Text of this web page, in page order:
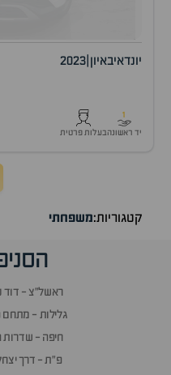
יונדאיבאיון 2023
1
יד ראשונהבעלות פרטית
קטגוריות:משפחתי
ראשל״צ - דוד סחרוב 7,
גלילות - מתחם
חיפה - שדרות
פ״ת - דרך יצחק רבין 5,